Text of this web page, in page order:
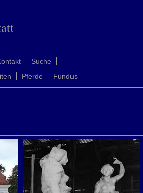
Suche
Pferde Fundus